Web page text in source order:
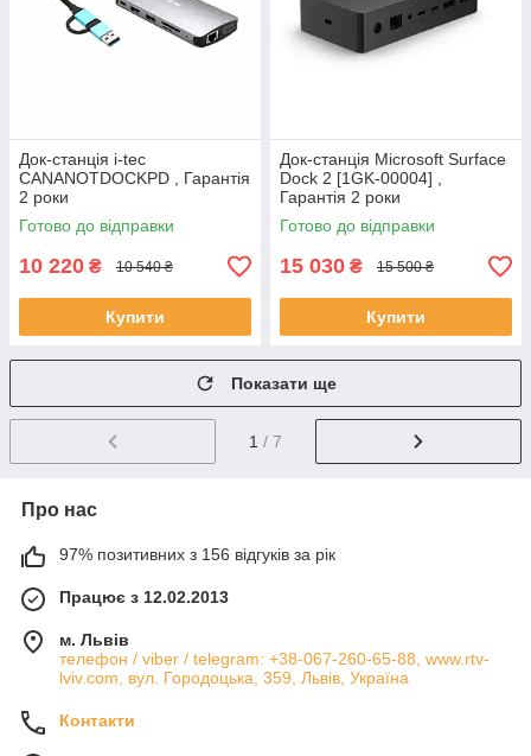
Док-станція i-tec
CANANOTDOCKPD , Гарантія
2 роки
Готово до відправки
10 220 ₴ 10 540 ₴
Купити
Док-станція Microsoft Surface
Dock 2 [1GK-00004] ,
Гарантія 2 роки
Готово до відправки
15 030 ₴ 15 500 ₴
Купити
Показати ще
1 / 7
Про нас
97% позитивних з 156 відгуків за рік
Працює з 12.02.2013
м. Львів
телефон / viber / telegram: +38-067-260-65-88, www.rtv-
lviv.com, вул. Городоцька, 359, Львів, Україна
Контакти